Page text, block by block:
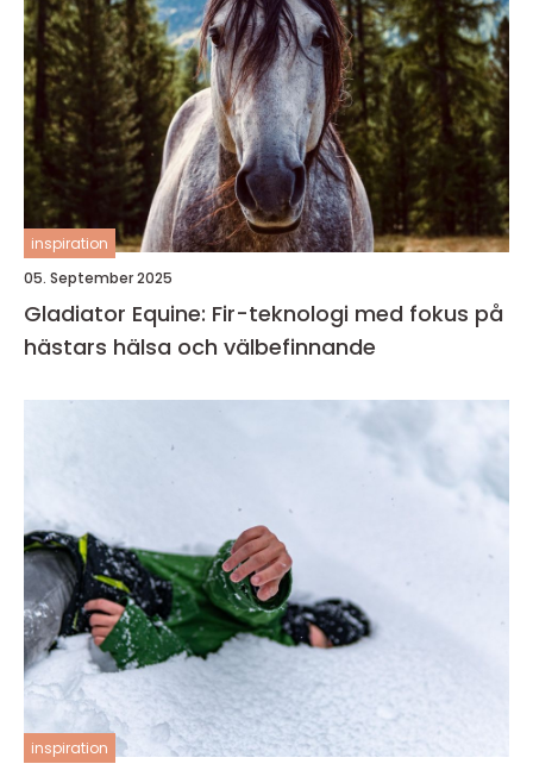
inspiration
05. September 2025
Gladiator Equine: Fir-teknologi med fokus på
hästars hälsa och välbefinnande
inspiration